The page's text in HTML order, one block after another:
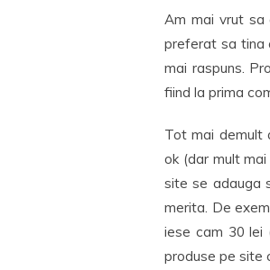
Am mai vrut sa
preferat sa tina
mai raspuns.
fiind la prima
Tot mai demult
ok (dar mult
site se adauga
merita. De
iese cam 30 lei
produse pe site